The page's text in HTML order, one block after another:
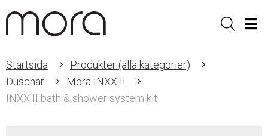
Sök
Startsida
Produkter (alla kategorier)
Duschar
Mora INXX II
INXX II bath & shower system kit